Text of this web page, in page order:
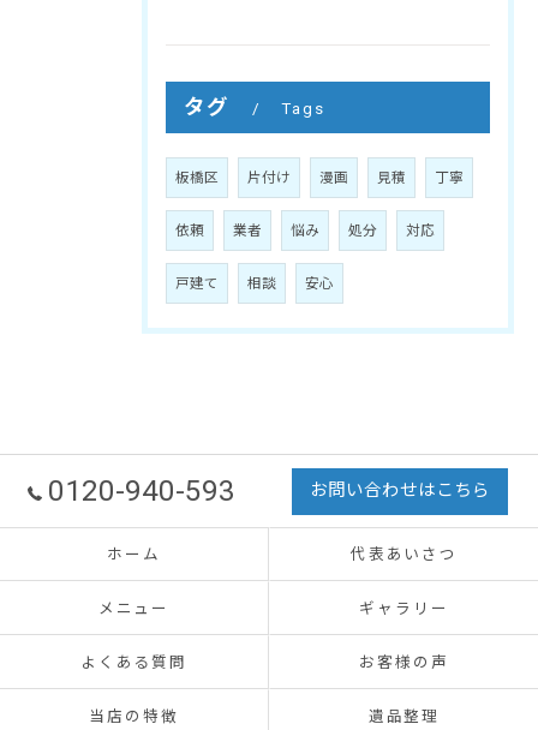
タグ Tags
板橋区 片付け 漫画 見積 丁寧
依頼 業者 悩み 処分 対応
戸建て 相談 安心
0120-940-593 お問い合わせはこちら
ホーム 代表あいさつ
メニュー ギャラリー
よくある質問 お客様の声
当店の特徴 遺品整理